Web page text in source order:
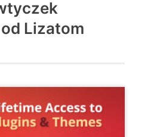
Lizatom